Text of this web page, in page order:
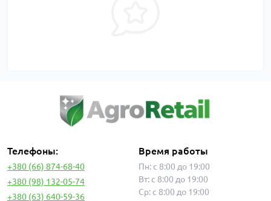
Телефоны:
+380 (66) 874-68-40
+380 (98) 132-05-74
+380 (63) 640-59-36
Время работы
Пн: с 8:00 до 19:00
Вт: с 8:00 до 19:00
Ср: с 8:00 до 19:00